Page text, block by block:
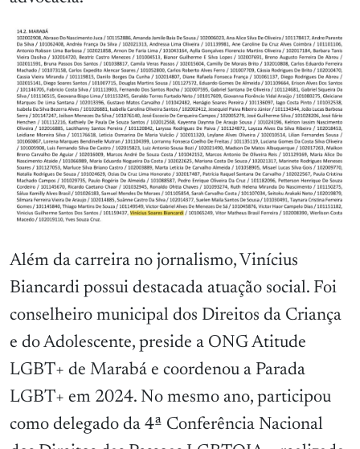
Além da carreira no jornalismo, Vinícius
Biancardi possui destacada atuação social. Foi
conselheiro municipal dos Direitos da Criança
e do Adolescente, preside a ONG Atitude
LGBT+ de Marabá e coordenou a Parada
LGBT+ em 2024. No mesmo ano, participou
como delegado da 4ª Conferência Nacional